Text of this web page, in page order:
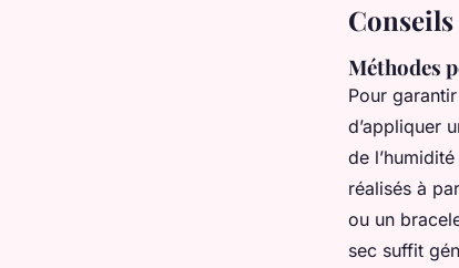
Méthodes
Pour
d’appliquer
de
réalisés à
ou un
sec suffit